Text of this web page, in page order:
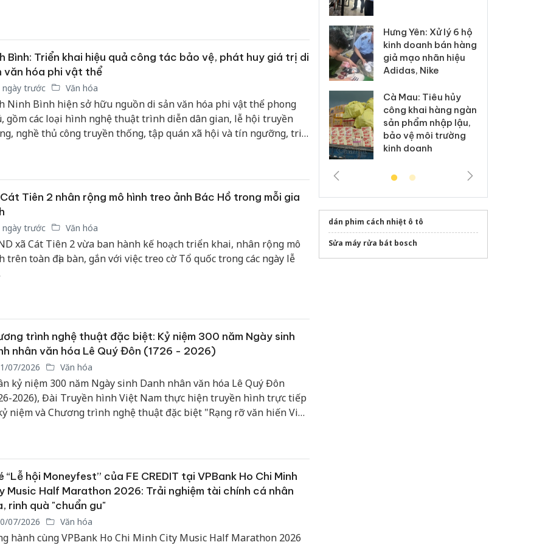
Bình: Triển khai hiệu quả công tác bảo vệ, phát huy giá trị di
văn hóa phi vật thể
ngày trước Văn hóa
Ninh Bình hiện sở hữu nguồn di sản văn hóa phi vật thể phong
gồm các loại hình nghệ thuật trình diễn dân gian, lễ hội truyền
nghề thủ công truyền thống, tập quán xã hội và tín ngưỡng, tri
Tiên 2 nhân rộng mô hình treo ảnh Bác Hồ trong mỗi gia
ngày trước Văn hóa
xã Cát Tiên 2 vừa ban hành kế hoạch triển khai, nhân rộng mô
trên toàn địa bàn, gắn với việc treo cờ Tổ quốc trong các ngày lễ
trình nghệ thuật đặc biệt: Kỷ niệm 300 năm Ngày sinh
nhân văn hóa Lê Quý Đôn (1726 - 2026)
07/2026 Văn hóa
kỷ niệm 300 năm Ngày sinh Danh nhân văn hóa Lê Quý Đôn
2026), Đài Truyền hình Việt Nam thực hiện truyền hình trực tiếp
niệm và Chương trình nghệ thuật đặc biệt "Rạng rỡ văn hiến Việt
tộc, truyền thống hiếu học, ý chí tự cường và khát vọng cống hiến
các thế hệ người Việt Nam.
“Lễ hội Moneyfest” của FE CREDIT tại VPBank Ho Chi Minh
Music Half Marathon 2026: Trải nghiệm tài chính cá nhân
rinh quà "chuẩn gu"
07/2026 Văn hóa
hành cùng VPBank Ho Chi Minh City Music Half Marathon 2026
bán bình sữa
An Giang: Đối tượng
chủ mưu đường dây
bán hàng giả tại Phú
Quốc ra đầu thú
Hưng Yên: Xử lý 6 hộ
kinh doanh bán hàng
giả mạo nhãn hiệu
Adidas, Nike
Cà Mau: Tiêu hủy
công khai hàng ngàn
sản phẩm nhập lậu,
bảo vệ môi trường
kinh doanh
dán phim cách nhiệt ô tô
Sửa máy rửa bát bosch